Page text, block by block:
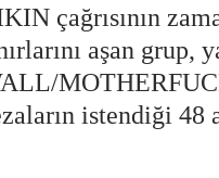
çağrısının
aşan
istendiği 48